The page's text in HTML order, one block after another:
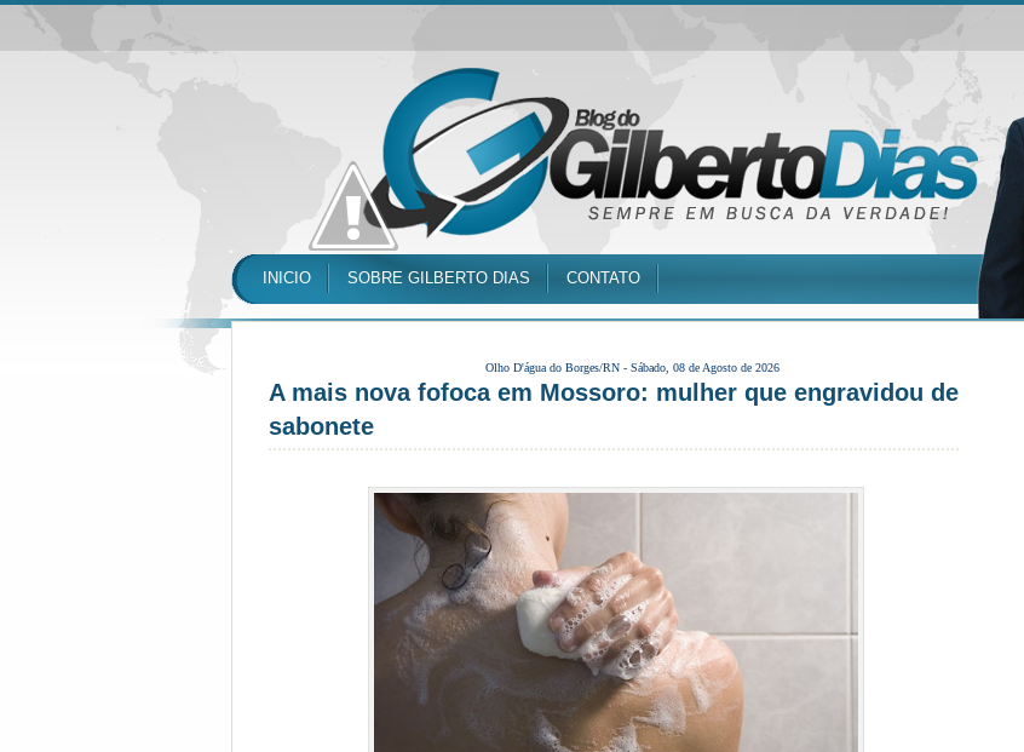
INICIO SOBRE GILBERTO DIAS CONTATO
Olho D'água do Borges/RN - Sábado, 08 de Agosto de 2026
A mais nova fofoca em Mossoro: mulher que engravidou de
sabonete